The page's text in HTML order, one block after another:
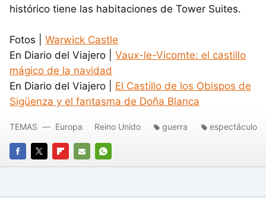
histórico tiene las habitaciones de Tower Suites.
Fotos | Warwick Castle
En Diario del Viajero | Vaux-le-Vicomte: el castillo
mágico de la navidad
En Diario del Viajero | El Castillo de los Obispos de
Sigüenza y el fantasma de Doña Blanca
FACEBOOK
TWITTERFLIPBOARD
E-
WHATSAPP
TEMAS Europa Reino Unido guerra espectáculo